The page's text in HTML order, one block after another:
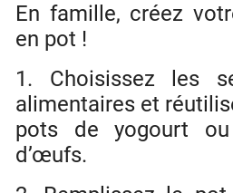
En famille, créez
en pot !
1. Choisissez les
alimentaires et
pots de yogourt
d’œufs.